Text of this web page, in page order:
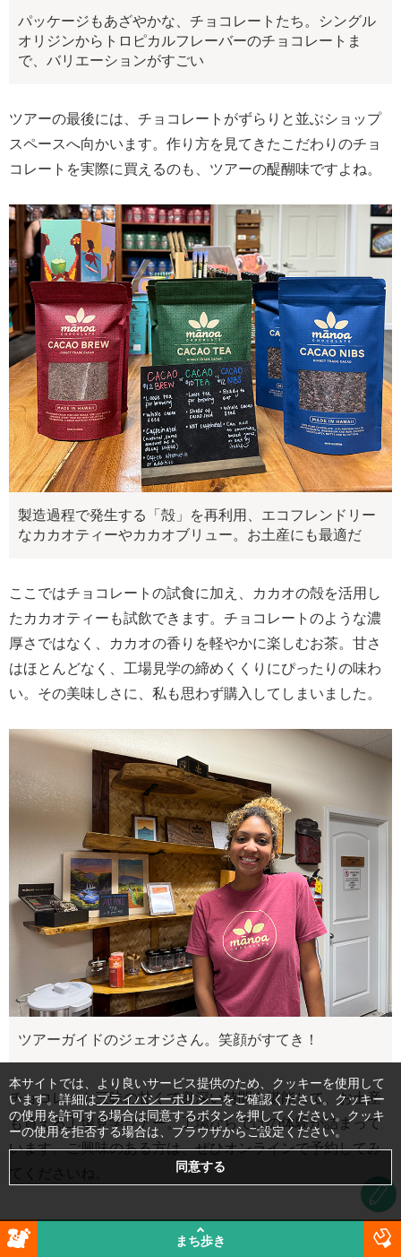
パッケージもあざやかな、チョコレートたち。シングル
オリジンからトロピカルフレーバーのチョコレートま
で、バリエーションがすごい
ツアーの最後には、チョコレートがずらりと並ぶショップ
スペースへ向かいます。作り方を見てきたこだわりのチョ
コレートを実際に買えるのも、ツアーの醍醐味ですよね。
製造過程で発生する「殻」を再利用、エコフレンドリー
なカカオティーやカカオブリュー。お土産にも最適だ
ここではチョコレートの試食に加え、カカオの殻を活用し
たカカオティーも試飲できます。チョコレートのような濃
厚さではなく、カカオの香りを軽やかに楽しむお茶。甘さ
はほとんどなく、工場見学の締めくくりにぴったりの味わ
い。その美味しさに、私も思わず購入してしまいました。
ツアーガイドのジェオジさん。笑顔がすてき！
チョコレート三昧の甘くて奥深い時間を堪能して、お土産
も買える工場見学ツアー。工場ならではの体験が詰まって
います。ご興味のある方は、ぜひオンラインで予約してみ
カイルアタウンのショップにも、ぜひ立ち寄
まち歩き
本サイトでは、より良いサービス提供のため、クッキーを使用して
います。詳細はプライバシーポリシーをご確認ください。クッキー
の使用を許可する場合は同意するボタンを押してください。クッキ
ーの使用を拒否する場合は、ブラウザからご設定ください。